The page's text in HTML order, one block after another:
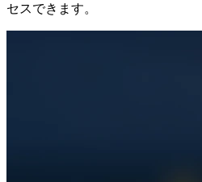
セスできます。